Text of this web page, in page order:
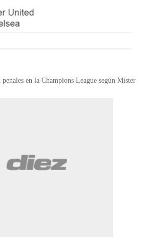
en la Champions League según Míster